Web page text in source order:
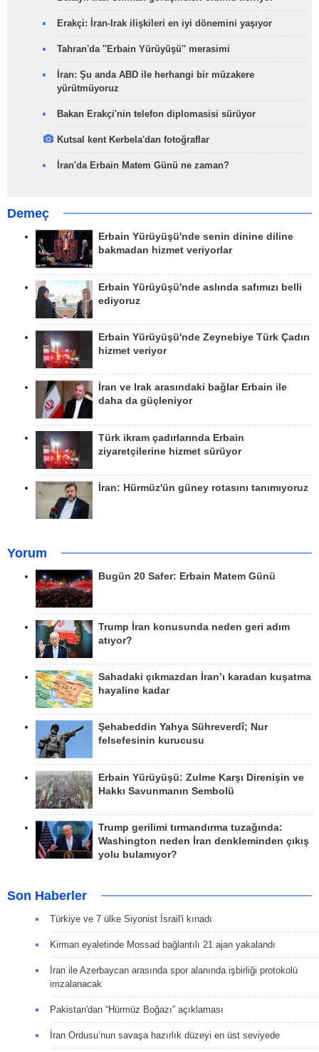
Erakçi: İran-Irak ilişkileri en iyi dönemini yaşıyor
Tahran'da ''Erbain Yürüyüşü'' merasimi
İran: Şu anda ABD ile herhangi bir müzakere
yürütmüyoruz
Bakan Erakçi'nin telefon diplomasisi sürüyor
Kutsal kent Kerbela'dan fotoğraflar
İran'da Erbain Matem Günü ne zaman?
Demeç
Erbain Yürüyüşü'nde senin dinine diline
bakmadan hizmet veriyorlar
Erbain Yürüyüşü'nde aslında safımızı belli
ediyoruz
Erbain Yürüyüşü'nde Zeynebiye Türk Çadırı
hizmet veriyor
İran ve Irak arasındaki bağlar Erbain ile
daha da güçleniyor
Türk ikram çadırlarında Erbain
ziyaretçilerine hizmet sürüyor
İran: Hürmüz'ün güney rotasını tanımıyoruz
Yorum
Bugün 20 Safer: Erbain Matem Günü
Trump İran konusunda neden geri adım
atıyor?
Sahadaki çıkmazdan İran’ı karadan kuşatma
hayaline kadar
Şehabeddin Yahya Sühreverdî; Nur
felsefesinin kurucusu
Erbain Yürüyüşü: Zulme Karşı Direnişin ve
Hakkı Savunmanın Sembolü
Trump gerilimi tırmandırma tuzağında:
Washington neden İran denkleminden çıkış
yolu bulamıyor?
Son Haberler
Türkiye ve 7 ülke Siyonist İsrail'i kınadı
Kirman eyaletinde Mossad bağlantılı 21 ajan yakalandı
İran ile Azerbaycan arasında spor alanında işbirliği protokolü
imzalanacak
Pakistan'dan “Hürmüz Boğazı” açıklaması
İran Ordusu’nun savaşa hazırlık düzeyi en üst seviyede